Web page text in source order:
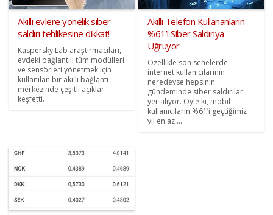
Akıllı evlere yönelik siber
saldırı tehlikesine dikkat!
Kaspersky Lab araştırmacıları,
evdeki bağlantılı tüm modülleri
ve sensörleri yönetmek için
kullanılan bir akıllı bağlantı
merkezinde çeşitli açıklar
keşfetti.
Akıllı Telefon Kullananların
%61’i Siber Saldırıya
Uğruyor
Özellikle son senelerde
internet kullanıcılarının
neredeyse hepsinin
gündeminde siber saldırılar
yer alıyor. Öyle ki, mobil
kullanıcıların %61’i geçtiğimiz
yıl en az ...